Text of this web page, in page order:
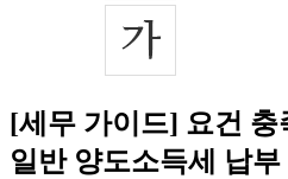
[세무 가이드] 요건
일반 양도소득세 납부